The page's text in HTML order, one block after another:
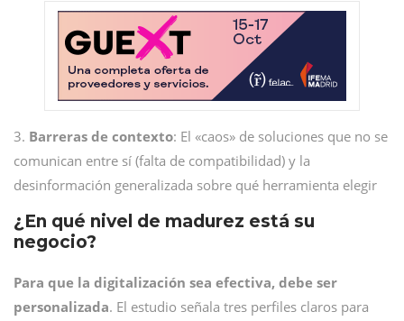
3. Barreras de contexto: El «caos» de soluciones que no se
comunican entre sí (falta de compatibilidad) y la
desinformación generalizada sobre qué herramienta elegir
¿En qué nivel de madurez está su
negocio?
Para que la digitalización sea efectiva, debe ser
personalizada. El estudio señala tres perfiles claros para